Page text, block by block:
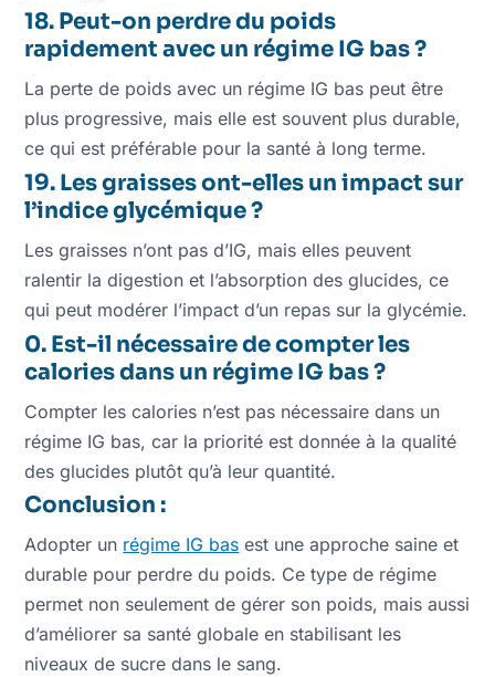
18. Peut-on perdre du poids
rapidement avec un régime IG bas ?
La perte de poids avec un régime IG bas peut être
plus progressive, mais elle est souvent plus durable,
ce qui est préférable pour la santé à long terme.
19. Les graisses ont-elles un impact sur
l’indice glycémique ?
Les graisses n’ont pas d’IG, mais elles peuvent
ralentir la digestion et l’absorption des glucides, ce
qui peut modérer l’impact d’un repas sur la glycémie.
0. Est-il nécessaire de compter les
calories dans un régime IG bas ?
Compter les calories n’est pas nécessaire dans un
régime IG bas, car la priorité est donnée à la qualité
des glucides plutôt qu’à leur quantité.
Conclusion :
Adopter un régime IG bas est une approche saine et
durable pour perdre du poids. Ce type de régime
permet non seulement de gérer son poids, mais aussi
d’améliorer sa santé globale en stabilisant les
niveaux de sucre dans le sang.